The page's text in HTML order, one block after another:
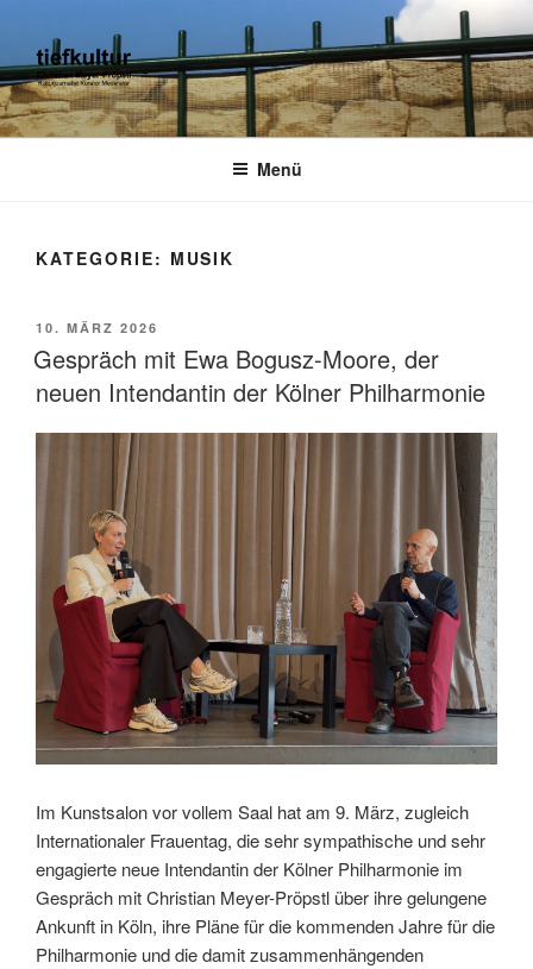
springen
TIEFKULTUR
kulturjournalist kurator moderator
Menü
KATEGORIE: MUSIK
VERÖFFENTLICHT
AM
10. MÄRZ 2026
Gespräch mit Ewa Bogusz-Moore, der
neuen Intendantin der Kölner Philharmonie
Im Kunstsalon vor vollem Saal hat am 9. März, zugleich
Internationaler Frauentag, die sehr sympathische und sehr
engagierte neue Intendantin der Kölner Philharmonie im
Gespräch mit Christian Meyer-Pröpstl über ihre gelungene
Ankunft in Köln, ihre Pläne für die kommenden Jahre für die
Philharmonie und die damit zusammenhängenden